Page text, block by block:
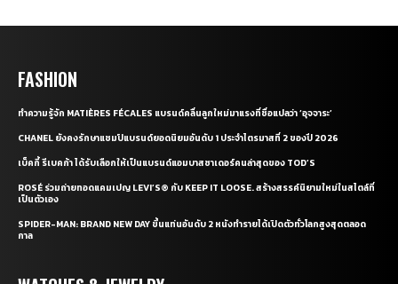
FASHION
ทำความรู้จัก MATIÈRES FÉCALES แบรนด์คลื่นลูกใหม่มาแรงที่ชื่อแปลว่า ‘อุจจาระ’
CHANEL ยังคงรักษาแชมป์แบรนด์ยอดนิยมอันดับ 1 ประจำไตรมาสที่ 2 ของปี 2026
เบ็คกี้ รีเบคก้า ได้รับเลือกให้เป็นแบรนด์แอมบาสซาเดอร์คนล่าสุดของ TOD’S
ROSÉ ร่วมถ่ายทอดแคมเปญ LEVI’S® กับ KEEP IT LOOSE. สร้างสรรค์นิยามใหม่ในสไตล์ที่
เป็นตัวเอง
SPIDER-MAN: BRAND NEW DAY ขึ้นแท่นอันดับ 2 หนังทำรายได้เปิดตัวทั่วโลกสูงสุดตลอด
กาล